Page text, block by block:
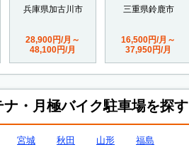
兵庫県加古川市
28,900円/月～
48,100円/月
三重県鈴鹿市
16,500円/月～
37,950円/月
・月極バイク駐車場を探す
宮城 秋田 山形
福島